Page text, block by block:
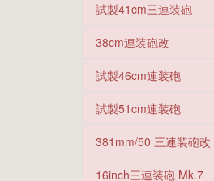
試製41cm三連装砲
38cm連装砲改
試製46cm連装砲
試製51cm連装砲
381mm/50 三連装砲改
16inch三連装砲 Mk.7